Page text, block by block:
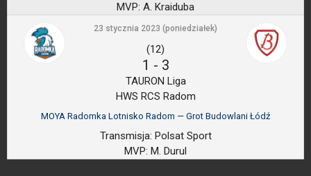
MVP: A. Kraiduba
23 stycznia 2023 (poniedziałek)
(12)
1 - 3
TAURON Liga
HWS RCS Radom
MOYA Radomka Lotnisko Radom — Grot Budowlani Łódź
Transmisja: Polsat Sport
MVP: M. Durul